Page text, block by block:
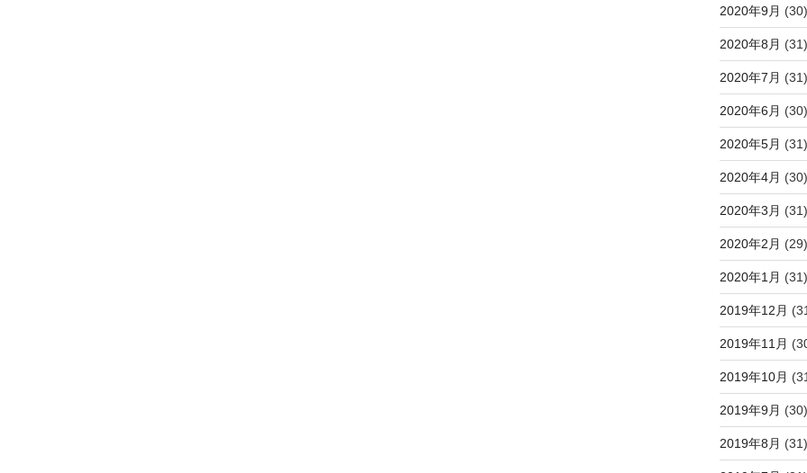
2020年9月 (30)
2020年8月 (31)
2020年7月 (31)
2020年6月 (30)
2020年5月 (31)
2020年4月 (30)
2020年3月 (31)
2020年2月 (29)
2020年1月 (31)
2019年12月
2019年11月
2019年10月
2019年9月 (30)
2019年8月 (31)